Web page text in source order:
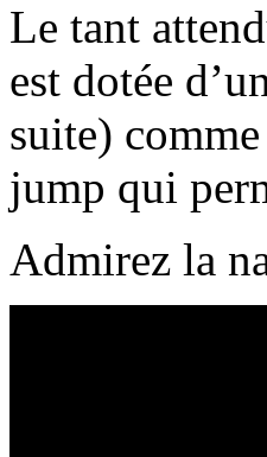
Le tant
est dotée
suite)
jump qui
Admirez la